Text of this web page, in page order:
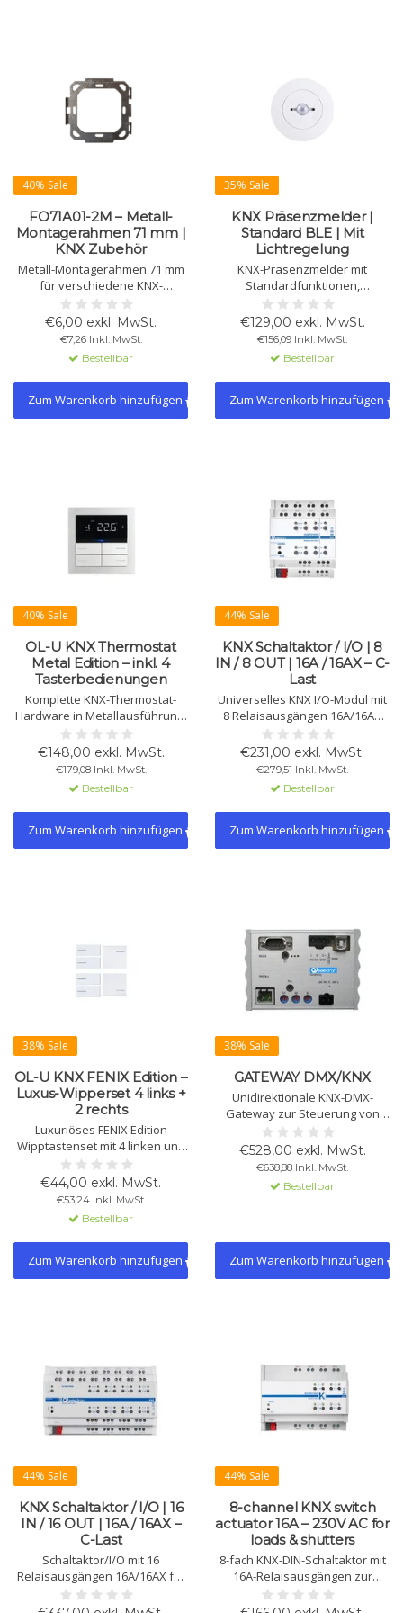
40% Sale
FO71A01-2M – Metall-
Montagerahmen 71 mm |
KNX Zubehör
Metall-Montagerahmen 71 mm
für verschiedene KNX-
Wandschalter, einschließlich
der OL-U-Serie. Sorgt für stabile
und präzise Montage in 2-fach
Unterputzdosen.
€6,00 exkl. MwSt.
€7,26 Inkl. MwSt.
Bestellbar
Zum Warenkorb hinzufügen
35% Sale
KNX Präsenzmelder |
Standard BLE | Mit
Lichtregelung
KNX-Präsenzmelder mit
Standardfunktionen,
Lichtregelung und integriertem
BLE-Beacon für intelligente
Interaktion über mobile Geräte.
Ideal für energieeffiziente
Erkennung, Automatisierung
und Hotel- oder
Zutrittsmanagement.
€129,00 exkl. MwSt.
€156,09 Inkl. MwSt.
Bestellbar
Zum Warenkorb hinzufügen
40% Sale
OL-U KNX Thermostat
Metal Edition – inkl. 4
Tasterbedienungen
Komplette KNX-Thermostat-
Hardware in Metallausführung.
Für OL-U KNX Systeme zur
Temperaturregelung und
Szenensteuerung. Lieferung
inkl. Busklemme und
Schrauben. Wippertasten und
Rahmen separat erhältlich.
€148,00 exkl. MwSt.
€179,08 Inkl. MwSt.
Bestellbar
Zum Warenkorb hinzufügen
44% Sale
KNX Schaltaktor / I/O | 8
IN / 8 OUT | 16A / 16AX – C-
Last
Universelles KNX I/O-Modul mit
8 Relaisausgängen 16A/16AX
und 8 potenzialfreien
Eingängen. Für Beleuchtung,
HVAC, Jalousien und Fancoils.
Unterstützt NTC-Sensoren,
Logikverknüpfungen und 2
Thermostatmodule.
€231,00 exkl. MwSt.
€279,51 Inkl. MwSt.
Bestellbar
Zum Warenkorb hinzufügen
38% Sale
OL-U KNX FENIX Edition –
Luxus-Wipperset 4 links +
2 rechts
Luxuriöses FENIX Edition
Wipptastenset mit 4 linken und
2 rechten Tasten für Eelectron
OL-U KNX Hardware wie
SO08A01KNX. Aus
supermattem, kratzfestem
FENIX NTM® mit Soft-Touch und
Klickmontage.
€44,00 exkl. MwSt.
€53,24 Inkl. MwSt.
Bestellbar
Zum Warenkorb hinzufügen
38% Sale
GATEWAY DMX/KNX
Unidirektionale KNX-DMX-
Gateway zur Steuerung von
DMX512-Geräten über KNX.
Unterstützt 512 Kanäle, Szenen,
Sequenzen und einfache
Integration ohne ETS-
Programmierung.
€528,00 exkl. MwSt.
€638,88 Inkl. MwSt.
Bestellbar
Zum Warenkorb hinzufügen
44% Sale
KNX Schaltaktor / I/O | 16
IN / 16 OUT | 16A / 16AX –
C-Last
Schaltaktor/I/O mit 16
Relaisausgängen 16A/16AX für
C-Lasten und 16 potenzialfreien
Eingängen. Für Licht, HVAC,
44% Sale
8-channel KNX switch
actuator 16A – 230V AC for
loads & shutters
8-fach KNX-DIN-Schaltaktor mit
16A-Relaisausgängen zur
Steuerung von Beleuchtung,
Lasten sowie Jalousien oder